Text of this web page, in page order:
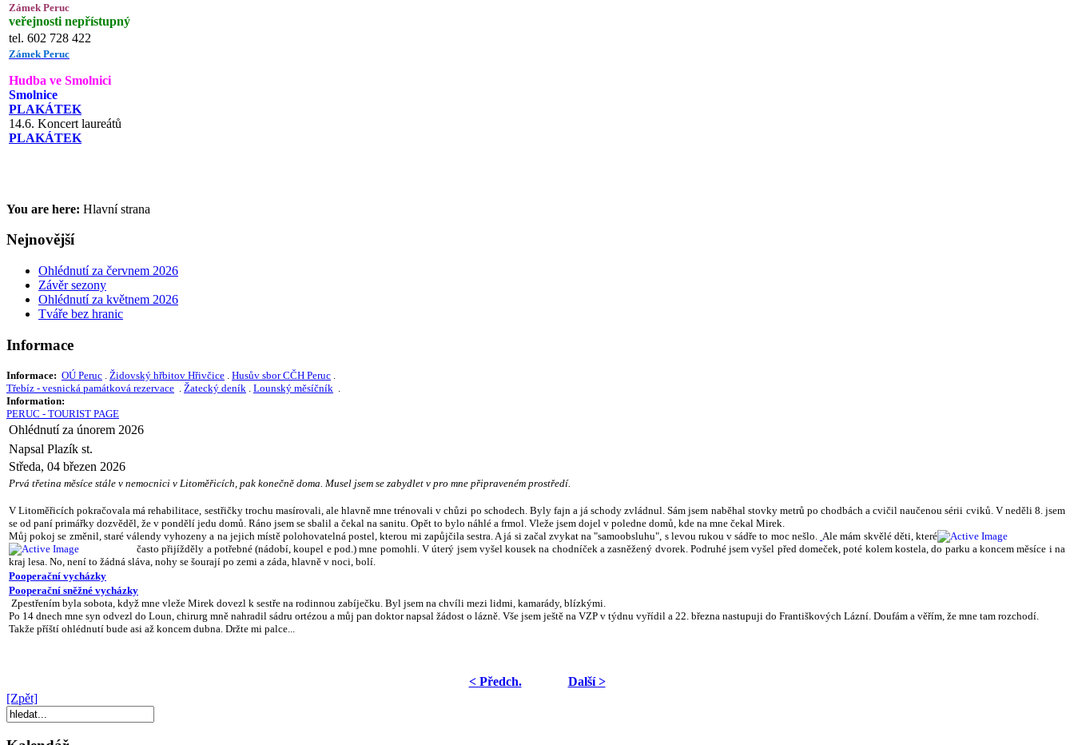
Zámek Peruc
veřejnosti nepřístupný
tel. 602 728 422
Zámek Peruc
Hudba ve Smolnici
Smolnice
PLAKÁTEK
14.6. Koncert laureátů
PLAKÁTEK
You are here: Hlavní strana
Nejnovější
Ohlédnutí za červnem 2026
Závěr sezony
Ohlédnutí za květnem 2026
Tváře bez hranic
Informace
Informace: OÚ Peruc Židovský hřbitov Hřivčice Husův sbor CČH Peruc
Třebíz - vesnická památková rezervace
Žatecký deník Lounský měsíčník
Information:
PERUC - TOURIST PAGE
Ohlédnutí za únorem 2026
Napsal Plazík st.
Středa, 04 březen 2026
Prvá třetina měsíce stále v nemocnici v Litoměřicích, pak konečně doma. Musel jsem se zabydlet v pro mne připraveném prostředí.
V Litoměřicích pokračovala má rehabilitace, sestřičky trochu masírovali, ale hlavně mne trénovali v chůzi po schodech. Byly fajn a já schody zvládnul. Sám jsem naběhal stovky metrů po chodbách a cvičil naučenou sérii cviků. V neděli 8. jsem
se od paní primářky dozvěděl, že v pondělí jedu domů. Ráno jsem se sbalil a čekal na sanitu. Opět to bylo náhlé a frmol. Vleže jsem dojel v poledne domů, kde na mne čekal Mirek.
Můj pokoj se změnil, staré válendy vyhozeny a na jejich místě polohovatelná postel, kterou mi zapůjčila sestra. A já si začal zvykat na "samoobsluhu", s levou rukou v sádře to moc nešlo.
Ale mám skvělé děti, které
často přijížděly a potřebné (nádobí, koupel e pod.) mne pomohli. V úterý jsem vyšel kousek na chodníček a zasněžený dvorek. Podruhé jsem vyšel před domeček, poté kolem kostela, do parku a koncem měsíce i na
kraj lesa. No, není to žádná sláva, nohy se šourají po zemi a záda, hlavně v noci, bolí.
Pooperační vycházky
Pooperační sněžné vycházky
Zpestřením byla sobota, když mne vleže Mirek dovezl k sestře na rodinnou zabíječku. Byl jsem na chvíli mezi lidmi, kamarády, blízkými.
Po 14 dnech mne syn odvezl do Loun, chirurg mně nahradil sádru ortézou a můj pan doktor napsal žádost o lázně. Vše jsem ještě na VZP v týdnu vyřídil a 22. března nastupuji do Františkových Lázní. Doufám a věřím, že mne tam rozchodí.
Takže příští ohlédnutí bude asi až koncem dubna. Držte mi palce...
< Předch.
Další >
[Zpět]